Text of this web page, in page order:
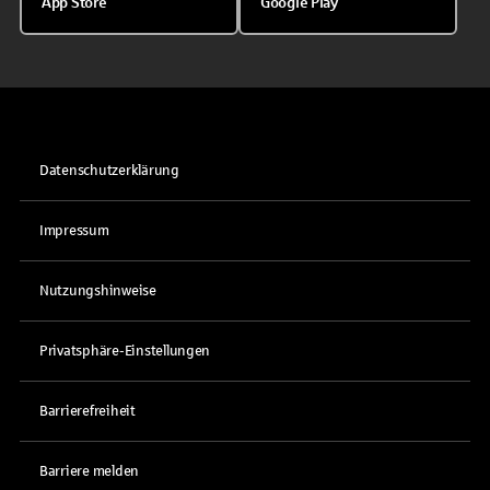
Datenschutzerklärung
Impressum
Nutzungshinweise
Privatsphäre-Einstellungen
Barrierefreiheit
Barriere melden